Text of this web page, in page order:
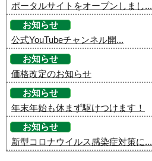
ポータルサイトをオープンしまし...
お知らせ
公式YouTubeチャンネル開...
お知らせ
価格改定のお知らせ
お知らせ
年末年始も休まず駆けつけます！
お知らせ
新型コロナウイルス感染症対策に...